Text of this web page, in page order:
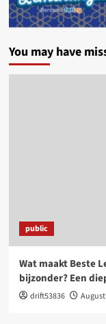
You may have
public
Wat maakt Beste
bijzonder? Een
drift53836 August